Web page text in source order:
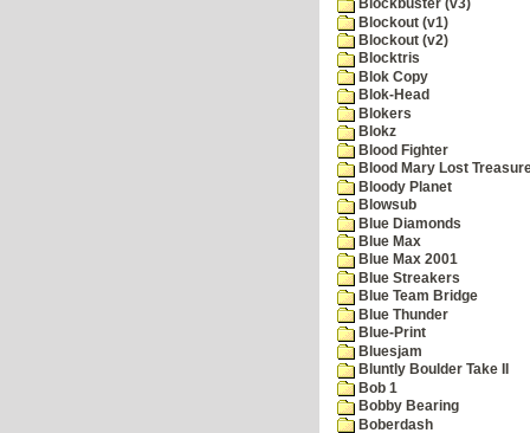
Blockbuster (v3)
Blockout (v1)
Blockout (v2)
Blocktris
Blok Copy
Blok-Head
Blokers
Blokz
Blood Fighter
Blood Mary Lost
Bloody Planet
Blowsub
Blue Diamonds
Blue Max
Blue Max 2001
Blue Streakers
Blue Team Bridge
Blue Thunder
Blue-Print
Bluesjam
Bluntly Boulder Take II
Bob 1
Bobby Bearing
Boberdash